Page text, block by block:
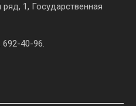
1, Государственная
40-96.